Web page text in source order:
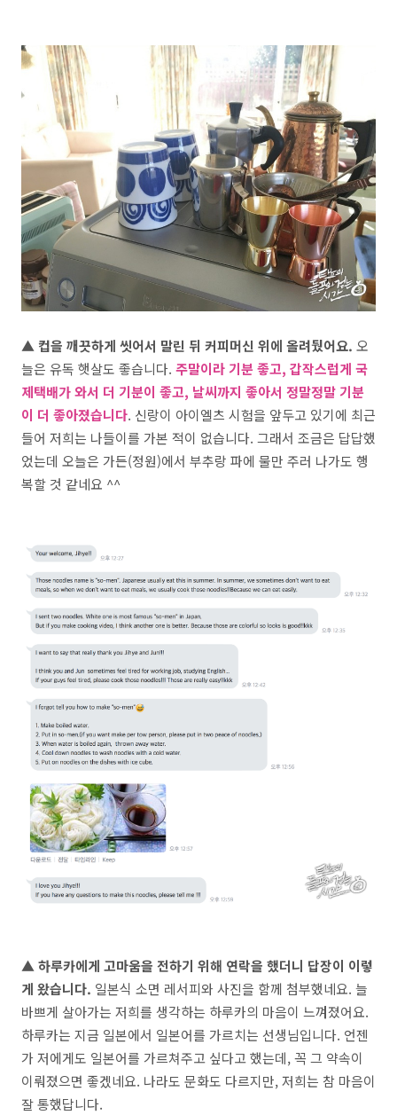
▲ 컵을 깨끗하게 씻어서 말린 뒤 커피머신 위에 올려뒀어요. 오
늘은 유독 햇살도 좋습니다. 주말이라 기분 좋고, 갑작스럽게 국
제택배가 와서 더 기분이 좋고, 날씨까지 좋아서 정말정말 기분
이 더 좋아졌습니다. 신랑이 아이엘츠 시험을 앞두고 있기에 최근
들어 저희는 나들이를 가본 적이 없습니다. 그래서 조금은 답답했
었는데 오늘은 가든(정원)에서 부추랑 파에 물만 주러 나가도 행
복할 것 같네요 ^^
▲ 하루카에게 고마움을 전하기 위해 연락을 했더니 답장이 이렇
게 왔습니다. 일본식 소면 레서피와 사진을 함께 첨부했네요. 늘
바쁘게 살아가는 저희를 생각하는 하루카의 마음이 느껴졌어요.
하루카는 지금 일본에서 일본어를 가르치는 선생님입니다. 언젠
가 저에게도 일본어를 가르쳐주고 싶다고 했는데, 꼭 그 약속이
이뤄졌으면 좋겠네요. 나라도 문화도 다르지만, 저희는 참 마음이
잘 통했답니다.